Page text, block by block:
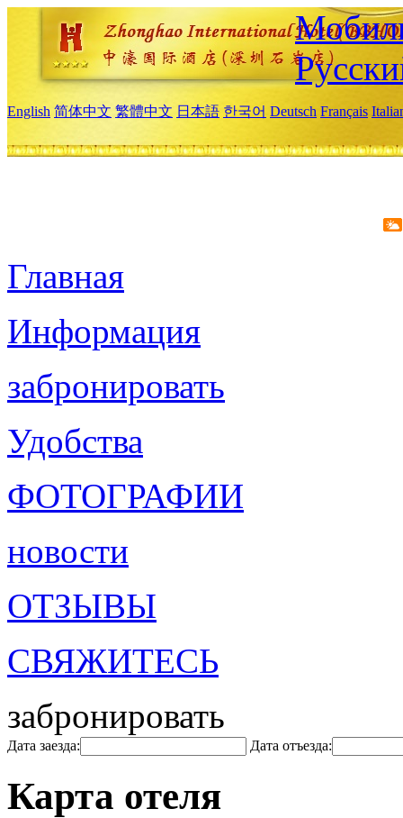
English 简体中文 繁體中文 日本語 한국어 Deutsch Français
Главная
Информация
забронировать
Удобства
ФОТОГРАФИИ
новости
ОТЗЫВЫ
СВЯЖИТЕСЬ
забронировать
Дата заезда: Дата отъезда:
Карта отеля